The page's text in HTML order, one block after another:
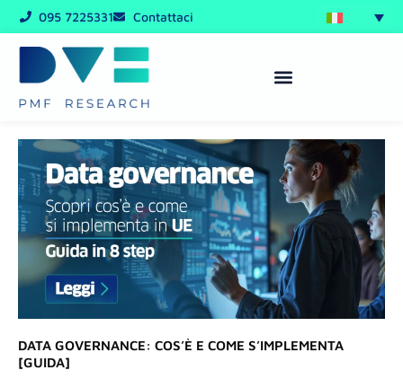
al
contenuto
095 7225331 Contattaci
DATA GOVERNANCE: COS’È E COME S’IMPLEMENTA
[GUIDA]